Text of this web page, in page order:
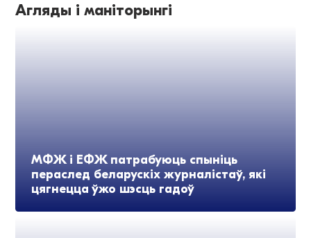
Агляды і маніторынгі
МФЖ і ЕФЖ патрабуюць спыніць
пераслед беларускіх журналістаў, які
цягнецца ўжо шэсць гадоў